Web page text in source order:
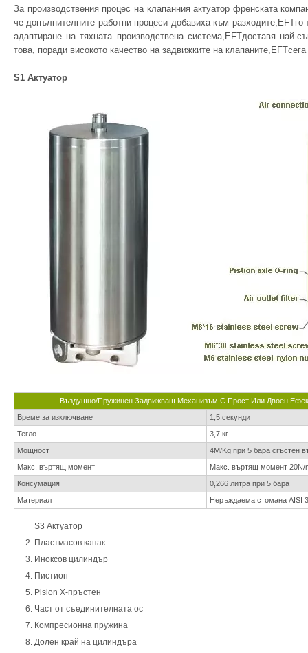
За производствения процес на клапанния актуатор френската
че допълнителните работни процеси добавиха към
адаптиране на тяхната производствена система,EFTдоставя най-
това, поради високото качество на задвижките на
S1 Актуатор
Въздушно/пружинен Задвижващ Механизъм С Прост Или Двоен
Време за изключване
1,5 секунди
Тегло
3,7 кг
Мощност
4M/Kg при 5 бара сгъстен
Макс. въртящ момент
Макс. въртящ момент 20N/
Консумация
0,266 литра при 5 бара
Материал
Неръждаема стомана AISI
S3 Актуатор
Пластмасов капак
Иноксов цилиндър
Пистион
Pision X-пръстен
Част от съединителната ос
Компресионна пружина
Долен край на цилиндъра